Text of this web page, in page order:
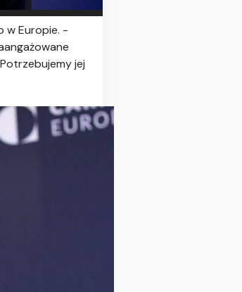
w Europie. -
jej